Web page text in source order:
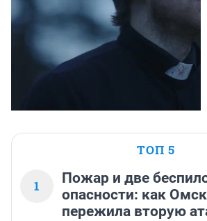
ТОП 5
1
Пожар и две
опасности: как
пережила вторую